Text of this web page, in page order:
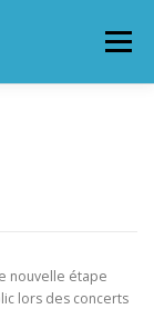
Menu
nouvelle étape
lors des concerts